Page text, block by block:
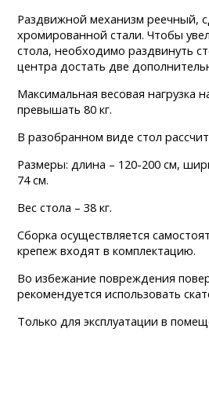
Раздвижной механизм реечный,
хромированной стали. Чтобы
стола, необходимо раздвинуть
центра достать две
Максимальная весовая нагрузка
превышать 80 кг.
В разобранном виде стол
Размеры: длина – 120-200 см,
74 см.
Вес стола – 38 кг.
Сборка осуществляется
крепеж входят в комплектацию.
Во избежание повреждения
рекомендуется использовать
Только для эксплуатации в